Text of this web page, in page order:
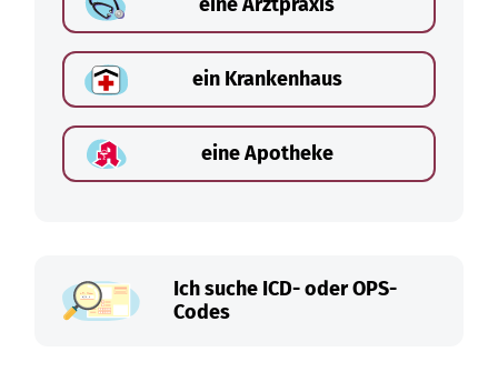
ein Krankenhaus
eine Apotheke
Ich suche ICD- oder OPS-
Codes